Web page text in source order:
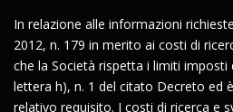
In relazione alle informazioni
2012, n. 179 in merito ai costi di
che la Società rispetta i limiti imposti
lettera h), n. 1 del citato Decreto ed
relativo requisito. I costi di ricerca e